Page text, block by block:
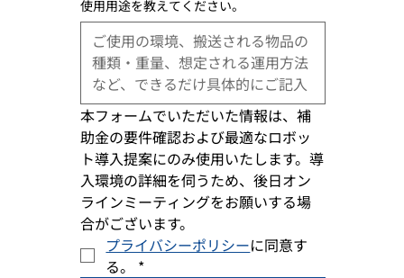
使用用途を教えてください。
本フォームでいただいた情報は、補
助金の要件確認および最適なロボッ
ト導入提案にのみ使用いたします。導
入環境の詳細を伺うため、後日オン
ラインミーティングをお願いする場
合がございます。
プライバシーポリシーに同意す
る。
*